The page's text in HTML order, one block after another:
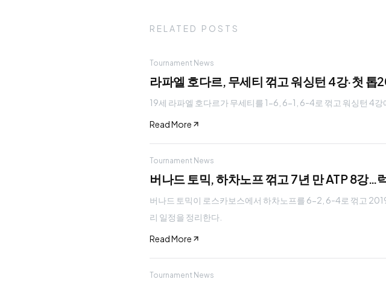
RELATED POSTS
Tournament News
라파엘 호다르, 무세티 꺾고 워싱턴 4강·첫 톱
19세 라파엘 호다르가 무세티를 1-6, 6-1, 6-4로 꺾고 워싱턴 4
Read More
Tournament News
버나드 토믹, 하차노프 꺾고 7년 만 ATP 8강…
버나드 토믹이 로스카보스에서 하차노프를 6-2, 6-4로 꺾고
리 일정을 정리한다.
Read More
Tournament News